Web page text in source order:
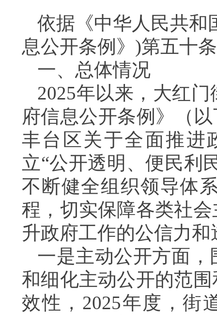
依据《中华人民共和
息公开条例》)第五十
一、总体情况
2025年以来，大红
府信息公开条例》（
丰台区关于全面推进
立“公开透明、便民利
不断健全组织领导体
程，切实保障各类社
升政府工作的公信力
一是主动公开方面
和细化主动公开的范
效性，2025年度，街